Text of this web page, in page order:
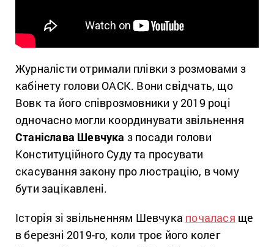
Журналісти отримали плівки з розмовами з
кабінету голови ОАСК. Вони свідчать, що
Вовк та його співрозмовники у 2019 році
одночасно могли координувати звільнення
Станіслава Шевчука з посади голови
Конституційного Суду та просувати
скасування закону про люстрацію, в чому
бути зацікавлені.
Історія зі звільненням Шевчука почалася ще
в березні 2019-го, коли троє його колег